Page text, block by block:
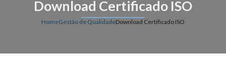
HomeGestão de QualidadeDownload Certificado ISO
Download Certificado ISO